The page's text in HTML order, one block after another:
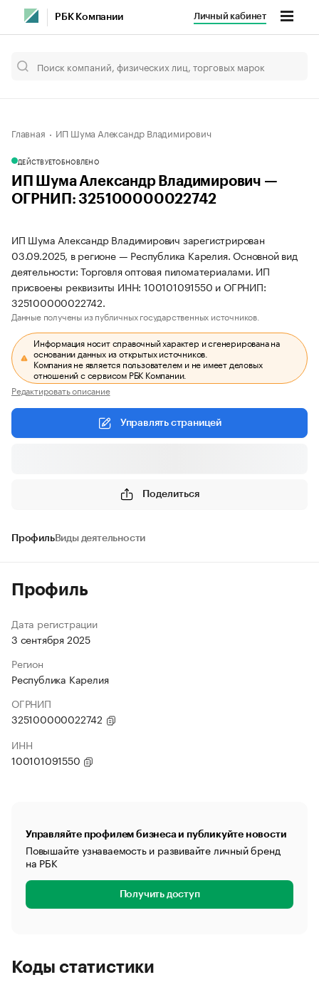
РБК Компании Личный кабинет
Главная ИП Шума Александр Владимирович
ДЕЙСТВУЕТОБНОВЛЕНО
ИП Шума Александр Владимирович —
ОГРНИП: 325100000022742
ИП Шума Александр Владимирович зарегистрирован
03.09.2025, в регионе — Республика Карелия. Основной вид
деятельности: Торговля оптовая пиломатериалами. ИП
присвоены реквизиты ИНН: 100101091550 и ОГРНИП:
325100000022742.
Данные получены из публичных государственных источников.
Информация носит справочный характер и сгенерирована на
основании данных из открытых источников.
Компания не является пользователем и не имеет деловых
отношений с сервисом РБК Компании.
Редактировать описание
Управлять страницей
Поделиться
ПрофильВиды деятельности
Профиль
Дата регистрации
3 сентября 2025
Регион
Республика Карелия
ОГРНИП
325100000022742
ИНН
100101091550
Управляйте профилем бизнеса и публикуйте новости
Повышайте узнаваемость и развивайте личный бренд
на РБК
Получить доступ
Коды статистики